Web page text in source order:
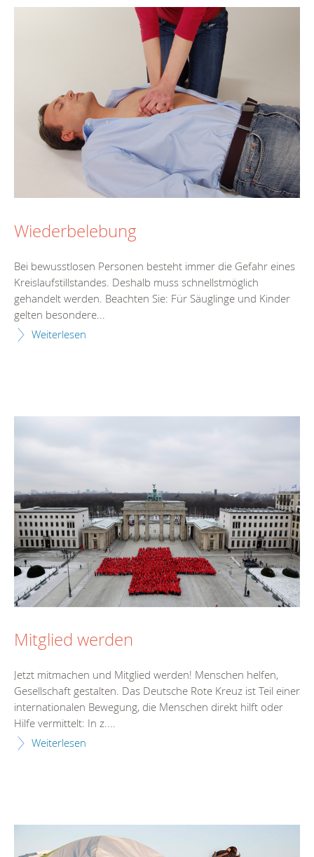
Wiederbelebung
Bei bewusstlosen Personen besteht immer die Gefahr eines
Kreislaufstillstandes. Deshalb muss schnellstmöglich
gehandelt werden. Beachten Sie: Für Säuglinge und Kinder
gelten besondere...
Weiterlesen
Mitglied werden
Jetzt mitmachen und Mitglied werden! Menschen helfen,
Gesellschaft gestalten. Das Deutsche Rote Kreuz ist Teil einer
internationalen Bewegung, die Menschen direkt hilft oder
Hilfe vermittelt: In z....
Weiterlesen